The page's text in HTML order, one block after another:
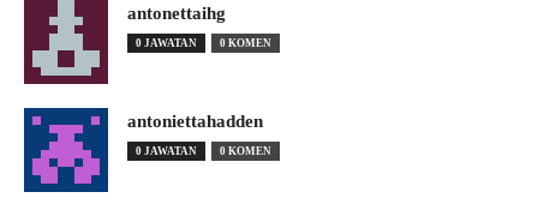
antonettaihg
0 JAWATAN 0 KOMEN
antoniettahadden
0 JAWATAN 0 KOMEN